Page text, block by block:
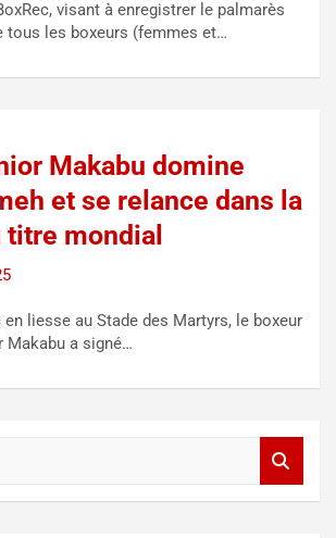
visant à enregistrer le palmarès
tous les boxeurs (femmes et…
Makabu domine
et se relance dans la
mondial
en liesse au Stade des Martyrs, le boxeur
a signé…